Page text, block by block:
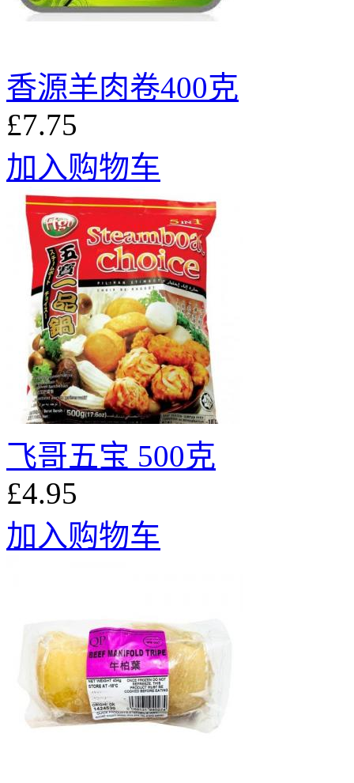
香源羊肉卷400克
£7.75
加入购物车
飞哥五宝 500克
£4.95
加入购物车